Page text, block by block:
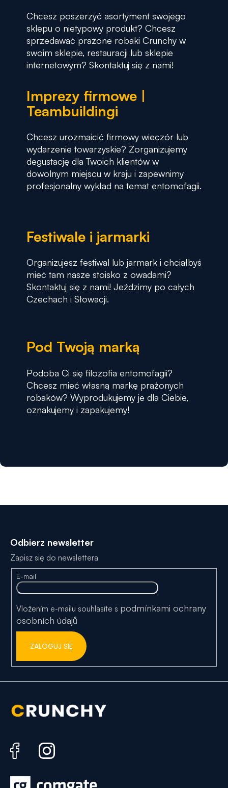
Chcesz poszerzyć asortyment swojego
sklepu o nietypowy produkt? Chcesz
sprzedawać prażone robaki Crunchy w
swoim sklepie, restauracji lub sklepie
internetowym? Skontaktuj się z nami!
Imprezy firmowe |
Teambuildingi
Chcesz urozmaicić firmowy wieczór lub
wydarzenie towarzyskie? Zorganizujemy
degustację dla Twoich klientów w
dowolnym miejscu w kraju i zapewnimy
profesjonalny wykład na temat entomofagii.
Festiwale i jarmarki
Organizujesz festiwal lub jarmark i chciałbyś
mieć tam nasze stoisko z owadami?
Skontaktuj się z nami! Jeździmy po całych
Czechach i Słowacji.
Pod Twoją marką
Podoba Ci się filozofia entomofagii?
Chcesz mieć własną markę prażonych
robaków? Wyprodukujemy je dla Ciebie,
oznakujemy i zapakujemy!
Odbierz newsletter
Zapisz się do newslettera
E-mail
Vložením e-mailu souhlasíte s podmínkami ochrany
osobních údajů
ZALOGUJ SIĘ